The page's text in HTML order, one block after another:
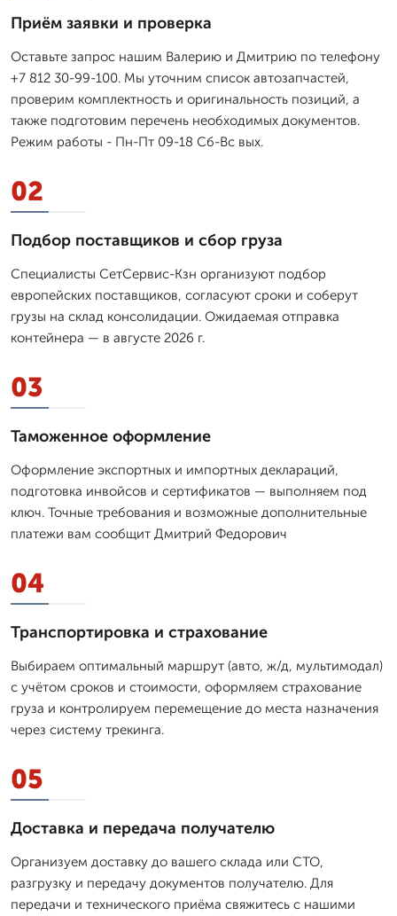
Приём заявки и проверка
Оставьте запрос нашим Валерию и Дмитрию по телефону
+7 812 30-99-100. Мы уточним список автозапчастей,
проверим комплектность и оригинальность позиций, а
также подготовим перечень необходимых документов.
Режим работы - Пн-Пт 09-18 Сб-Вс вых.
02
Подбор поставщиков и сбор груза
Специалисты СетСервис-Кзн организуют подбор
европейских поставщиков, согласуют сроки и соберут
грузы на склад консолидации. Ожидаемая отправка
контейнера — в августе 2026 г.
03
Таможенное оформление
Оформление экспортных и импортных деклараций,
подготовка инвойсов и сертификатов — выполняем под
ключ. Точные требования и возможные дополнительные
платежи вам сообщит Дмитpий Федорович
04
Транспортировка и страхование
Выбираем оптимальный маршрут (авто, ж/д, мультимодал)
с учётом сроков и стоимости, оформляем страхование
груза и контролируем перемещение до места назначения
через систему трекинга.
05
Доставка и передача получателю
Организуем доставку до вашего склада или СТО,
разгрузку и передачу документов получателю. Для
передачи и технического приёма свяжитесь с нашими